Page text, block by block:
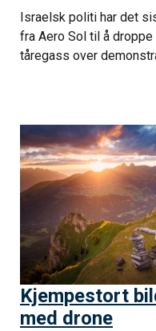
Israelsk politi har det
fra Aero Sol til å
tåregass over
Kjempestort
med drone